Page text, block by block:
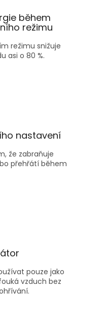
během
režimu
režimu snižuje
asi o 80 %.
nastavení
že zabraňuje
přehřátí během
pouze jako
vzduch bez